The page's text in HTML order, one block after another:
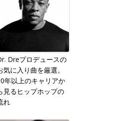
Dreプロデュースの
気に入り曲を厳選。
年以上のキャリアか
見るヒップホップの
れ